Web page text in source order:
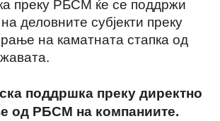
деловните субјекти преку
на каматната стапка од
поддршка преку директно
од РБСМ на компаниите.